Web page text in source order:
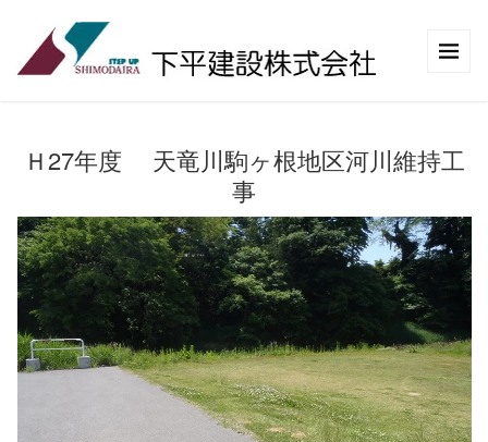
Ｈ27年度 天竜川駒ヶ根地区河川維持工
事